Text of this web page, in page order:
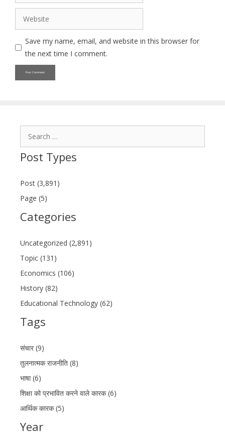
Website
Save my name, email, and website in this browser for
the next time I comment.
Post Types
Post (3,891)
Page (5)
Categories
Uncategorized (2,891)
Topic (131)
Economics (106)
History (82)
Educational Technology (62)
Tags
संचार (9)
तुलनात्मक राजनीति (8)
भाषा (6)
शिक्षा को प्रभावित करने वाले कारक (6)
आर्थिक कारक (5)
Year